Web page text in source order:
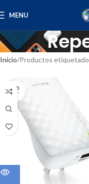
MENU
Inicio Productos
SOLD
OUT